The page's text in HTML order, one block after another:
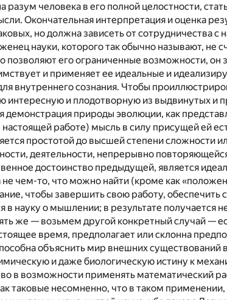
разум человека в его полной целостности,
Окончательная интерпретация и оценка
но должна зависеть от сотрудничества
науки, которого так обычно называют, не
позволяют его ограниченные возможности, он
и применяет ее идеальные и
внутреннего сознания. Чтобы
и плодотворную из выдвинутых и
демонстрация природы эволюции, как
настоящей работе) мысль в силу присущей ей
простотой до высшей степени сложности
деятельности, непрерывно
достоинство предыдущей, является
чем-то, что можно найти (кроме как
чтобы завершить свою работу,
в науку о мышлении; в результате получается
же — возьмем другой конкретный случай —
время, предполагает или склонна
объяснить мир внешних
и даже биологическую истину к
в возможности применять математический
таковые несомненно, что в таком